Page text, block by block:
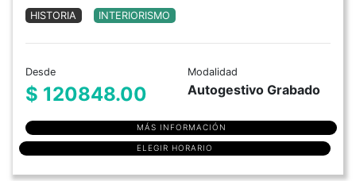
HISTORIA INTERIORISMO
Desde
$ 120848.00
Modalidad
Autogestivo Grabado
MÁS INFORMACIÓN
ELEGIR HORARIO